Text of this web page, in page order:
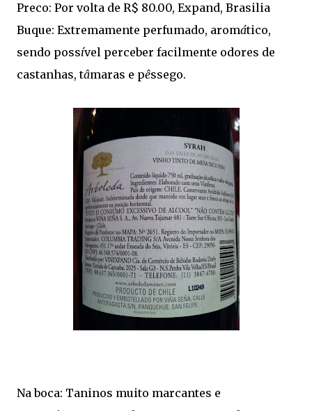
Preco: Por volta de R$ 80.00, Expand, Brasilia
Buque: Extremamente perfumado, aromático,
sendo possível perceber facilmente odores de
castanhas, tâmaras e pêssego.
Na boca: Taninos muito marcantes e